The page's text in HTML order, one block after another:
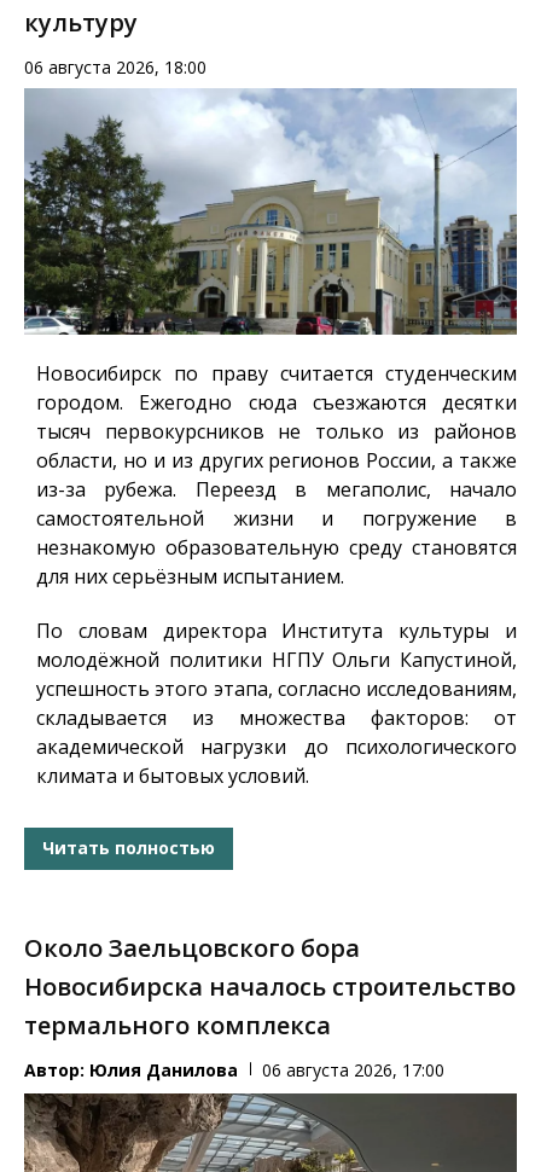
культуру
06 августа 2026, 18:00
Новосибирск по праву считается студенческим
городом. Ежегодно сюда съезжаются десятки
тысяч первокурсников не только из районов
области, но и из других регионов России, а также
из-за рубежа. Переезд в мегаполис, начало
самостоятельной жизни и погружение в
незнакомую образовательную среду становятся
для них серьёзным испытанием.
По словам директора Института культуры и
молодёжной политики НГПУ Ольги Капустиной,
успешность этого этапа, согласно исследованиям,
складывается из множества факторов: от
академической нагрузки до психологического
климата и бытовых условий.
Читать полностью
Около Заельцовского бора
Новосибирска началось строительство
термального комплекса
Автор: Юлия Данилова 06 августа 2026, 17:00